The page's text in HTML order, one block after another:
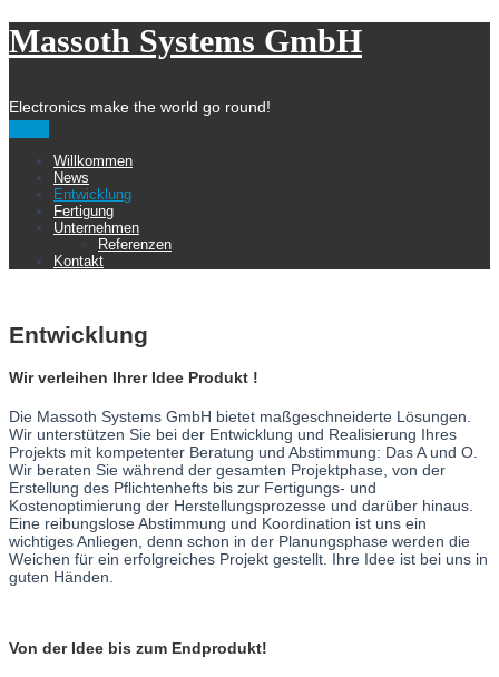
Massoth Systems GmbH
Electronics make the world go round!
Willkommen
News
Entwicklung
Fertigung
Unternehmen
Referenzen
Kontakt
Entwicklung
Wir verleihen Ihrer Idee Produkt !
Die Massoth Systems GmbH bietet maßgeschneiderte Lösungen.
Wir unterstützen Sie bei der Entwicklung und Realisierung Ihres
Projekts mit kompetenter Beratung und Abstimmung: Das A und O.
Wir beraten Sie während der gesamten Projektphase, von der
Erstellung des Pflichtenhefts bis zur Fertigungs- und
Kostenoptimierung der Herstellungsprozesse und darüber hinaus.
Eine reibungslose Abstimmung und Koordination ist uns ein
wichtiges Anliegen, denn schon in der Planungsphase werden die
Weichen für ein erfolgreiches Projekt gestellt. Ihre Idee ist bei uns in
guten Händen.
Von der Idee bis zum Endprodukt!